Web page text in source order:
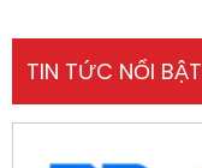
TIN TỨC NỔI BẬT